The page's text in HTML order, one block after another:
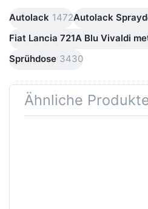
Autolack 1472Autolack
Fiat Lancia 721A Blu Vivaldi
Sprühdose 3430
Ähnliche